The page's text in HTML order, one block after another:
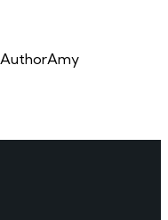
AuthorAmy